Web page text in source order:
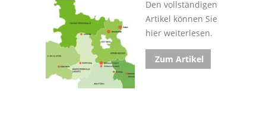
Den vollständigen
Artikel können Sie
hier weiterlesen.
Zum Artikel